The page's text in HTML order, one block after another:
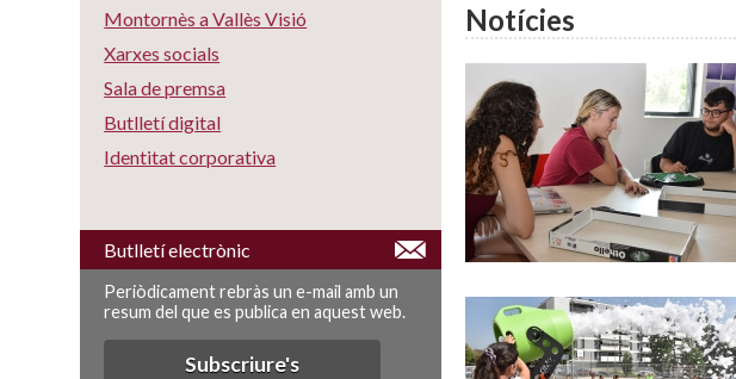
Notícies
Montornès a Vallès Visió
Xarxes socials
Sala de premsa
Butlletí digital
Identitat corporativa
Butlletí electrònic
Periòdicament rebràs un e-mail amb un
resum del que es publica en aquest web.
Subscriure's